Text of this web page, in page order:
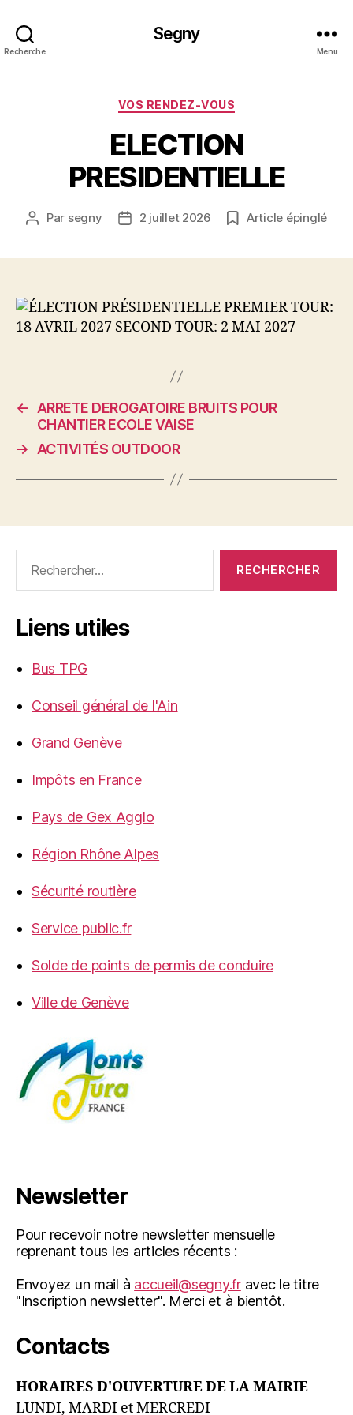
Recherche
Segny
Menu
Catégories
VOS RENDEZ-VOUS
ELECTION
PRESIDENTIELLE
Auteur
Par segny
Date2 juillet 2026 Article épinglé
←
ARRETE DEROGATOIRE BRUITS POUR
CHANTIER ECOLE VAISE
→
ACTIVITÉS OUTDOOR
Liens utiles
Bus TPG
Conseil général de l'Ain
Grand Genève
Impôts en France
Pays de Gex Agglo
Région Rhône Alpes
Sécurité routière
Service public.fr
Solde de points de permis de conduire
Ville de Genève
Newsletter
Pour recevoir notre newsletter mensuelle
reprenant tous les articles récents :
Envoyez un mail à accueil@segny.fravec le titre
"Inscription newsletter". Merci et à bientôt.
Contacts
HORAIRES D'OUVERTURE DE LA MAIRIE
LUNDI, MARDI et MERCREDI